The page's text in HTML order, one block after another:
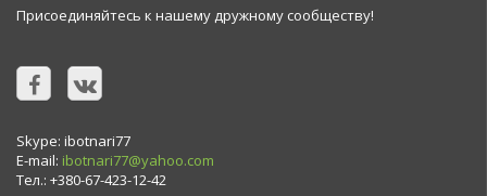
Присоединяйтесь к нашему дружному сообществу!
Skype: ibotnari77
E-mail: ibotnari77@yahoo.com
Тел.: +380-67-423-12-42